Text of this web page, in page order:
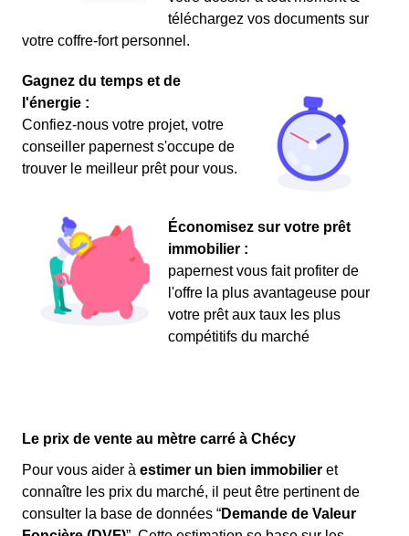
téléchargez vos documents sur
votre coffre-fort personnel.
Gagnez du temps et de
l'énergie :
Confiez-nous votre projet, votre
conseiller papernest s'occupe de
trouver le meilleur prêt pour vous.
Économisez sur votre prêt
immobilier :
papernest vous fait profiter de
l'offre la plus avantageuse pour
votre prêt aux taux les plus
compétitifs du marché
Le prix de vente au mètre carré à Chécy
Pour vous aider à estimer un bien immobilier et
connaître les prix du marché, il peut être pertinent de
consulter la base de données “Demande de Valeur